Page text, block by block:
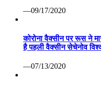
—09/17/2020
कोरोना वैक्सीन पर रूस ने
है पहली वैक्सीन सेचेनोव
—07/13/2020